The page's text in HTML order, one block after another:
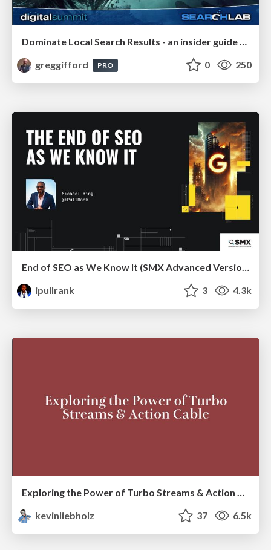
Dominate Local Search Results - an insider guide to GBP, reviews, and Local SEO
greggifford
PRO 0 250
ipullrank
3 4.3k
Exploring the Power of Turbo Streams & Action Cable | RailsConf2023
kevinliebholz
37 6.5k